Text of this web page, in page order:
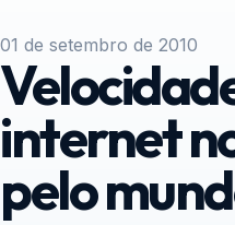
01 de setembro de 2010
internet
pelo